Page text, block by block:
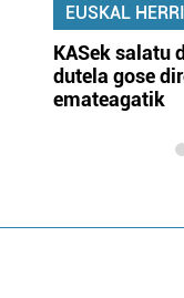
EUSKAL
KASek salatu
dutela gose
emateagatik